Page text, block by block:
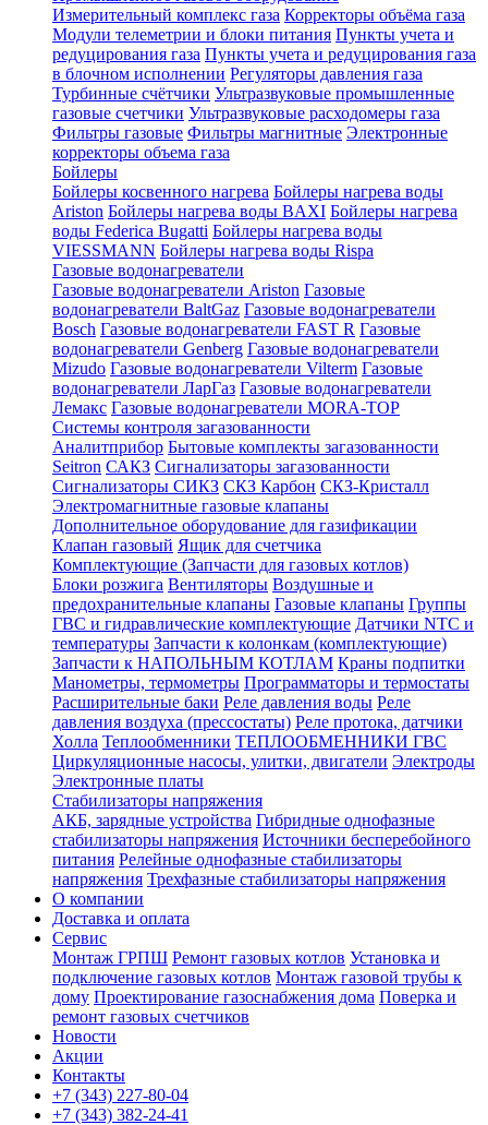
Измерительный комплекс газа Корректоры объёма газа
Модули телеметрии и блоки питания Пункты учета и
редуцирования газа Пункты учета и редуцирования газа
в блочном исполнении Регуляторы давления газа
Турбинные счётчики Ультразвуковые промышленные
газовые счетчики Ультразвуковые расходомеры газа
Фильтры газовые Фильтры магнитные Электронные
корректоры объема газа
Бойлеры
Бойлеры косвенного нагрева Бойлеры нагрева воды
Ariston Бойлеры нагрева воды BAXI Бойлеры нагрева
воды Federica Bugatti Бойлеры нагрева воды
VIESSMANN Бойлеры нагрева воды Rispa
Газовые водонагреватели
Газовые водонагреватели Ariston Газовые
водонагреватели BaltGaz Газовые водонагреватели
Bosch Газовые водонагреватели FAST R Газовые
водонагреватели Genberg Газовые водонагреватели
Mizudo Газовые водонагреватели Vilterm Газовые
водонагреватели ЛарГаз Газовые водонагреватели
Лемакс Газовые водонагреватели MORA-TOP
Системы контроля загазованности
Аналитприбор Бытовые комплекты загазованности
Seitron САКЗ Сигнализаторы загазованности
Сигнализаторы СИКЗ СКЗ Карбон СКЗ-Кристалл
Электромагнитные газовые клапаны
Дополнительное оборудование для газификации
Клапан газовый Ящик для счетчика
Комплектующие (Запчасти для газовых котлов)
Блоки розжига Вентиляторы Воздушные и
предохранительные клапаны Газовые клапаны Группы
ГВС и гидравлические комплектующие Датчики NTC и
температуры Запчасти к колонкам (комплектующие)
Запчасти к НАПОЛЬНЫМ КОТЛАМ Краны подпитки
Манометры, термометры Программаторы и термостаты
Расширительные баки Реле давления воды Реле
давления воздуха (прессостаты) Реле протока, датчики
Холла Теплообменники ТЕПЛООБМЕННИКИ ГВС
Циркуляционные насосы, улитки, двигатели Электроды
Электронные платы
Стабилизаторы напряжения
АКБ, зарядные устройства Гибридные однофазные
стабилизаторы напряжения Источники бесперебойного
питания Релейные однофазные стабилизаторы
напряжения Трехфазные стабилизаторы напряжения
О компании
Доставка и оплата
Сервис
Монтаж ГРПШ Ремонт газовых котлов Установка и
подключение газовых котлов Монтаж газовой трубы к
дому Проектирование газоснабжения дома Поверка и
ремонт газовых счетчиков
Новости
Акции
Контакты
+7 (343) 227-80-04
+7 (343) 382-24-41